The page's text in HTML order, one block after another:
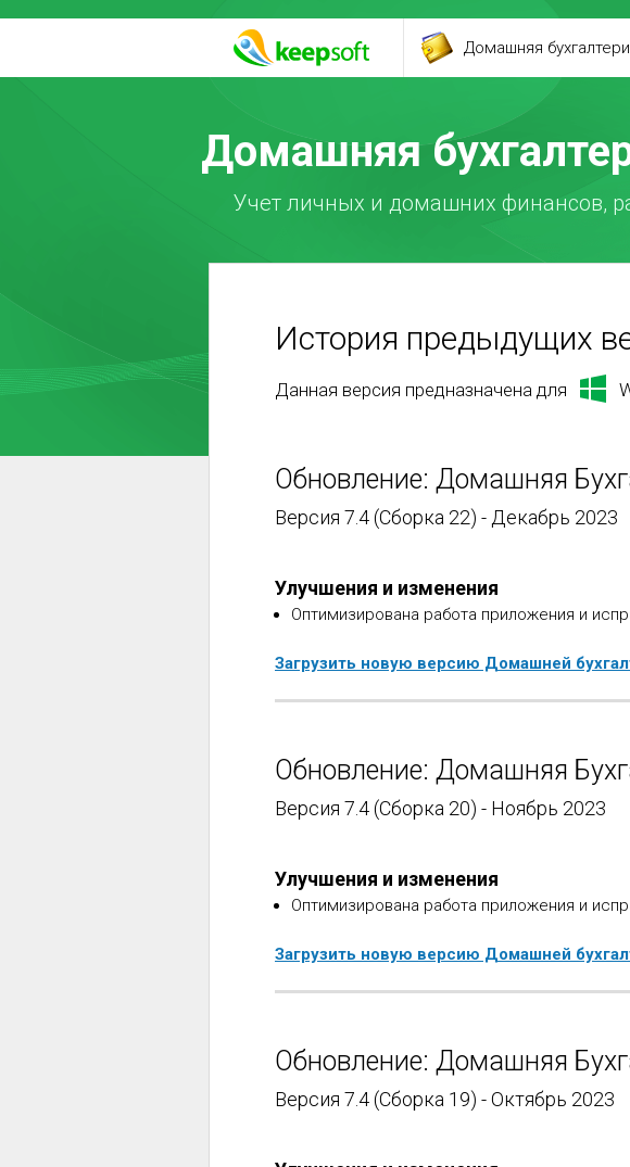
Домашняя
Домашняя
Учет личных и домашних финансов,
История предыдущих
Данная версия предназначена для
Обновление: Домашняя
Версия 7.4 (Сборка 22) - Декабрь 2023
Улучшения и изменения
Оптимизирована работа приложения и
Загрузить новую версию Домашней
Обновление: Домашняя
Версия 7.4 (Сборка 20) - Ноябрь 2023
Улучшения и изменения
Оптимизирована работа приложения и
Загрузить новую версию Домашней
Обновление: Домашняя
Версия 7.4 (Сборка 19) - Октябрь 2023